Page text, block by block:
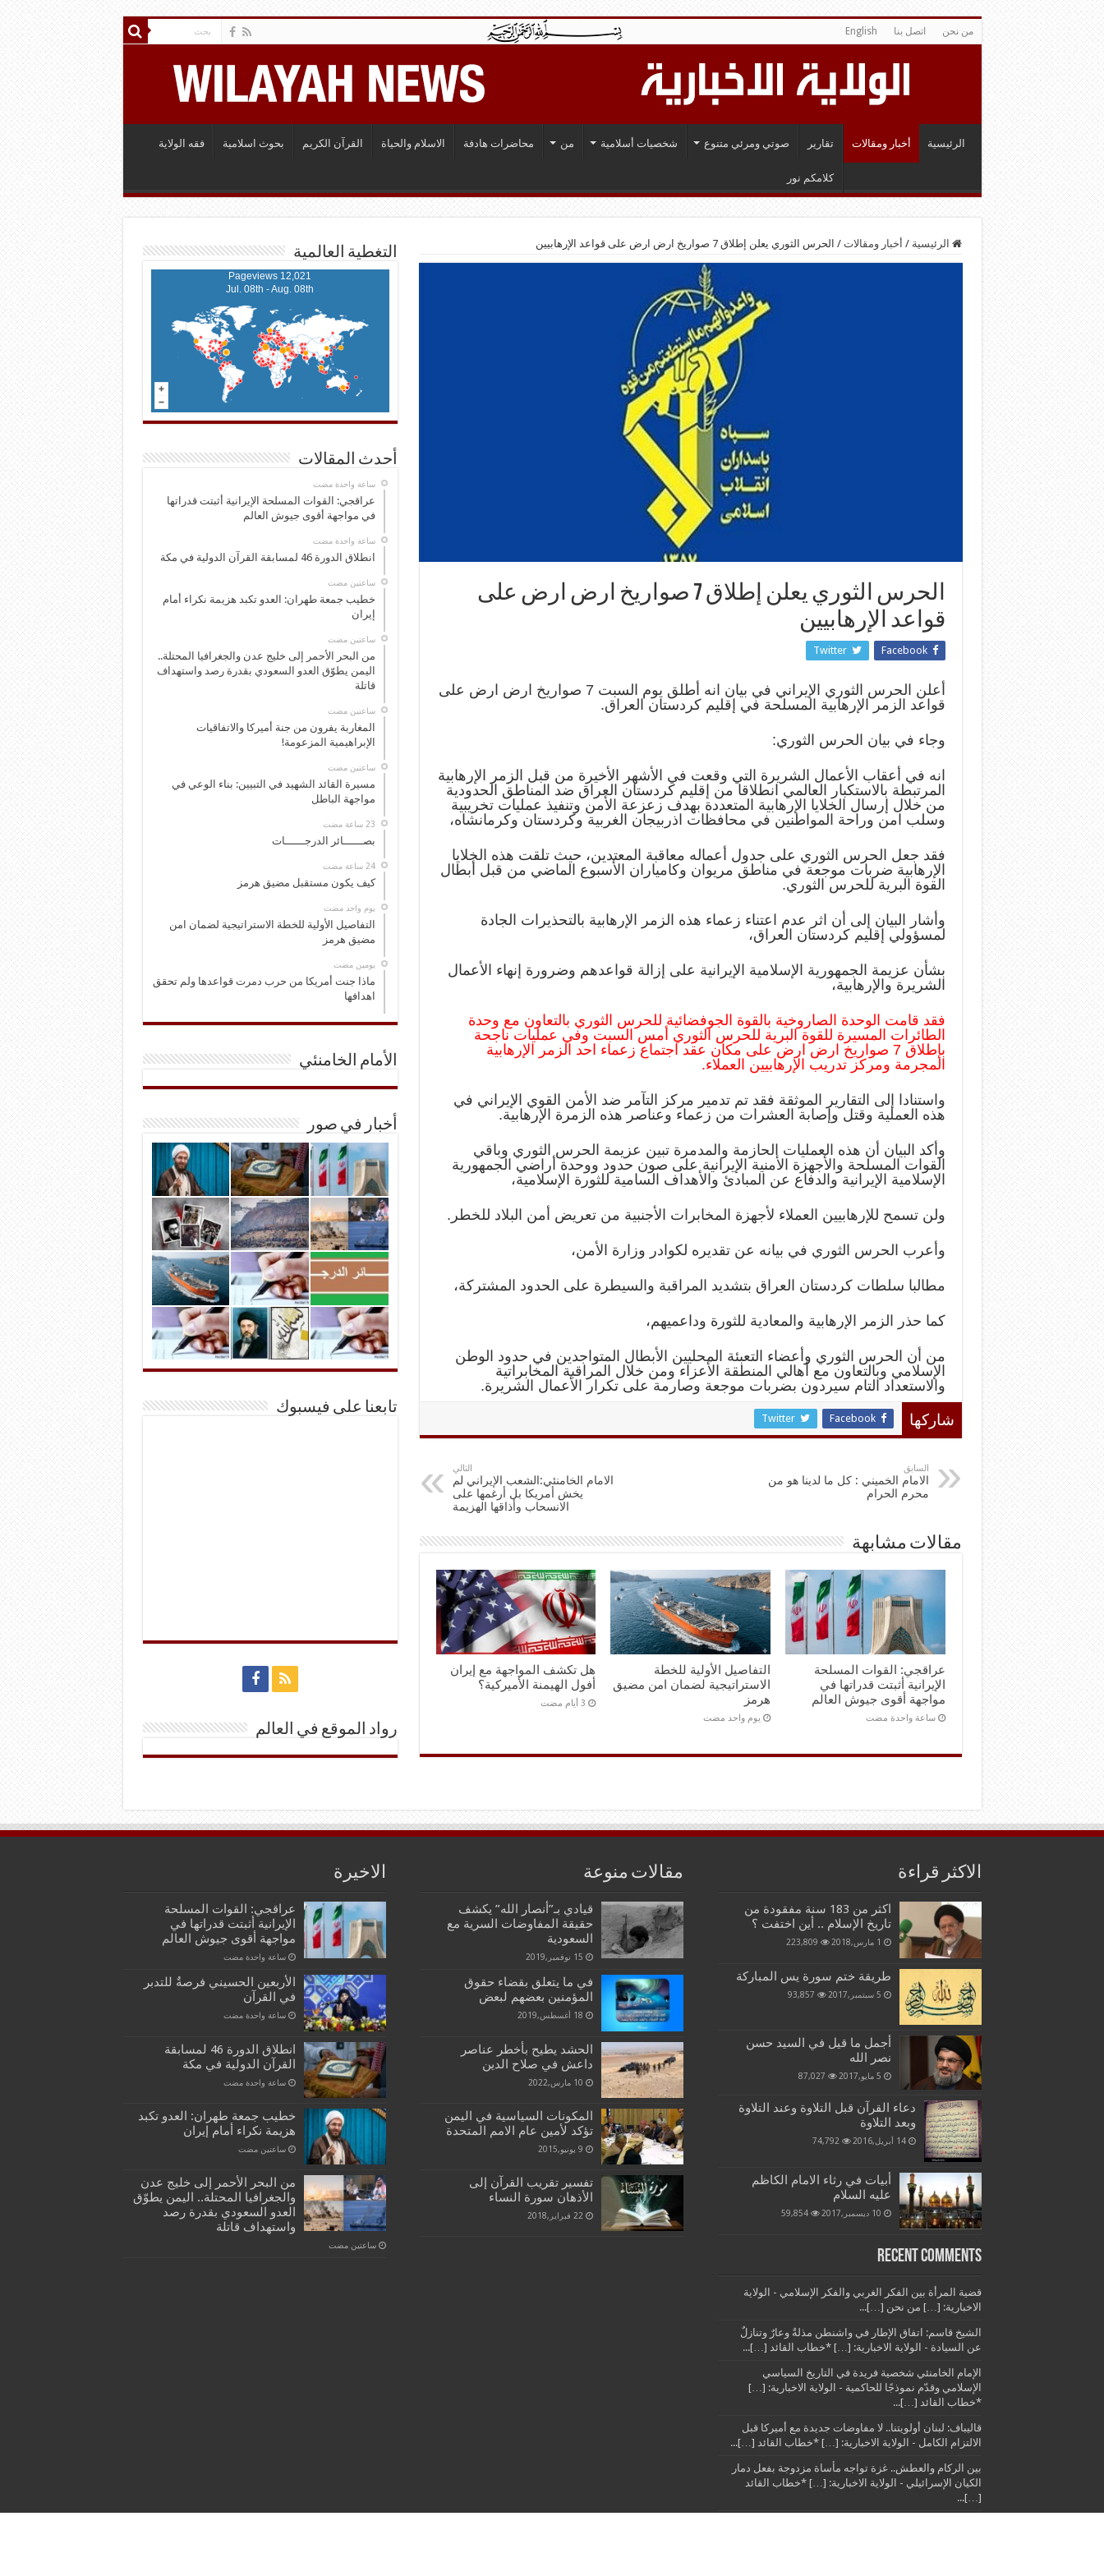
من نحن اتصل بنا English
الرئيسية أخبار ومقالات تقارير صوتي ومرئي متنوع شخصيات أسلامية من محاضرات هادفة الاسلام والحياة القرآن الكريم بحوث اسلامية فقه الولاية
كلامكم نور
الرئيسية / أخبار ومقالات / الحرس الثوري يعلن إطلاق 7 صواريخ ارض ارض على قواعد الإرهابيين
الحرس الثوري يعلن إطلاق 7 صواريخ ارض ارض على
قواعد الإرهابيين
Facebook
Twitter
أعلن الحرس الثوري الإيراني في بيان انه أطلق يوم السبت 7 صواريخ ارض ارض على
قواعد الزمر الإرهابية المسلحة في إقليم كردستان العراق.
وجاء في بيان الحرس الثوري:
انه في أعقاب الأعمال الشريرة التي وقعت في الأشهر الأخيرة من قبل الزمر الإرهابية
المرتبطة بالاستكبار العالمي انطلاقا من إقليم كردستان العراق ضد المناطق الحدودية
من خلال إرسال الخلايا الإرهابية المتعددة بهدف زعزعة الأمن وتنفيذ عمليات تخريبية
وسلب امن وراحة المواطنين في محافظات اذربيجان الغربية وكردستان وكرمانشاه،
فقد جعل الحرس الثوري على جدول أعماله معاقبة المعتدين، حيث تلقت هذه الخلايا
الإرهابية ضربات موجعة في مناطق مريوان وكامياران الأسبوع الماضي من قبل أبطال
القوة البرية للحرس الثوري.
وأشار البيان إلى أن اثر عدم اعتناء زعماء هذه الزمر الإرهابية بالتحذيرات الجادة
لمسؤولي إقليم كردستان العراق،
بشأن عزيمة الجمهورية الإسلامية الإيرانية على إزالة قواعدهم وضرورة إنهاء الأعمال
الشريرة والإرهابية،
فقد قامت الوحدة الصاروخية بالقوة الجوفضائية للحرس الثوري بالتعاون مع وحدة
الطائرات المسيرة للقوة البرية للحرس الثوري أمس السبت وفي عمليات ناجحة
بإطلاق 7 صواريخ ارض ارض على مكان عقد اجتماع زعماء احد الزمر الإرهابية
المجرمة ومركز تدريب الإرهابيين العملاء.
واستنادا إلى التقارير الموثقة فقد تم تدمير مركز التآمر ضد الأمن القوي الإيراني في
هذه العملية وقتل وإصابة العشرات من زعماء وعناصر هذه الزمرة الإرهابية.
وأكد البيان أن هذه العمليات الحازمة والمدمرة تبين عزيمة الحرس الثوري وباقي
القوات المسلحة والأجهزة الأمنية الإيرانية على صون حدود ووحدة أراضي الجمهورية
الإسلامية الإيرانية والدفاع عن المبادئ والأهداف السامية للثورة الإسلامية،
ولن تسمح للإرهابيين العملاء لأجهزة المخابرات الأجنبية من تعريض أمن البلاد للخطر.
وأعرب الحرس الثوري في بيانه عن تقديره لكوادر وزارة الأمن،
مطالبا سلطات كردستان العراق بتشديد المراقبة والسيطرة على الحدود المشتركة،
كما حذر الزمر الإرهابية والمعادية للثورة وداعميهم،
من أن الحرس الثوري وأعضاء التعبئة المحليين الأبطال المتواجدين في حدود الوطن
الإسلامي وبالتعاون مع أهالي المنطقة الأعزاء ومن خلال المراقبة المخابراتية
والاستعداد التام سيردون بضربات موجعة وصارمة على تكرار الأعمال الشريرة.
شاركها Facebook
Twitter
السابق
الامام الخميني : كل ما لدينا هو من
محرم الحرام
التالي
الامام الخامنئي:الشعب الإيراني لم
يخش أمريكا بل أرغمها على
الانسحاب وأذاقها الهزيمة
مقالات مشابهة
عراقجي: القوات المسلحة
الإيرانية أثبتت قدراتها في
مواجهة أقوى جيوش العالم
‏ساعة واحدة مضت
التفاصيل الأولية للخطة
الاستراتيجية لضمان امن مضيق
هرمز
‏يوم واحد مضت
هل تكشف المواجهة مع إيران
أفول الهيمنة الأميركية؟
التغطية العالمية
12,021 Pageviews
Jul. 08th - Aug. 08th
أحدث المقالات
‏ساعة واحدة مضت
عراقجي: القوات المسلحة الإيرانية أثبتت قدراتها
في مواجهة أقوى جيوش العالم
‏ساعة واحدة مضت
انطلاق الدورة 46 لمسابقة القرآن الدولية في مكة
‏ساعتين مضت
خطيب جمعة طهران: العدو تكبد هزيمة نكراء أمام
إيران
‏ساعتين مضت
من البحر الأحمر إلى خليج عدن والجغرافيا المحتلة..
اليمن يطوّق العدو السعودي بقدرة رصد واستهداف
قاتلة
‏ساعتين مضت
المغاربة يفرون من جنة أميركا والاتفاقيات
الإبراهيمية المزعومة!
‏ساعتين مضت
مسيرة القائد الشهيد في التبيين: بناء الوعي في
مواجهة الباطل
بصــــــائر الدرجــــــات
‏24 ساعة مضت
كيف يكون مستقبل مضيق هرمز
‏يوم واحد مضت
التفاصيل الأولية للخطة الاستراتيجية لضمان امن
مضيق هرمز
‏يومين مضت
ماذا جنت أمريكا من حرب دمرت قواعدها ولم تحقق
اهدافها
الأمام الخامنئي
أخبار في صور
تابعنا على فيسبوك
رواد الموقع في العالم
الاكثر قراءة
اكثر من 183 سنة مفقودة من
تاريخ الإسلام .. أين اختفت ؟
1 مارس,2018 223,809
طريقة ختم سورة يس المباركة
5 سبتمبر,2017 93,857
أجمل ما قيل في السيد حسن
نصر الله
5 مايو,2017 87,027
دعاء القرآن قبل التلاوة وعند التلاوة
وبعد التلاوة
14 أبريل,2016 74,792
أبيات في رثاء الامام الكاظم
عليه السلام
10 ديسمبر,2017 59,854
Recent Comments
قضية المرأة بين الفكر الغربي والفكر الإسلامي - الولاية
الاخبارية: […] من نحن […]...
الشيخ قاسم: اتفاق الإطار في واشنطن مذلةٌ وعارٌ وتنازلٌ
عن السيادة - الولاية الاخبارية: […] *خطاب القائد […]...
الإمام الخامنئي شخصية فريدة في التاريخ السياسي
الإسلامي وقدّم نموذجًا للحاكمية - الولاية الاخبارية: […]
*خطاب القائد […]...
قاليباف: لبنان أولويتنا.. لا مفاوضات جديدة مع أميركا قبل
الالتزام الكامل - الولاية الاخبارية: […] *خطاب القائد […]...
بين الركام والعطش.. غزة تواجه مأساة مزدوجة بفعل دمار
الكيان الإسرائيلي - الولاية الاخبارية: […] *خطاب القائد
[…]...
مقالات منوعة
قيادي بـ”أنصار الله” يكشف
حقيقة المفاوضات السرية مع
السعودية
15 نوفمبر,2019
في ما يتعلق بقضاء حقوق
المؤمنين بعضهم لبعض
18 أغسطس,2019
الحشد يطيح بأخطر عناصر
داعش في صلاح الدين
10 مارس,2022
المكونات السياسية في اليمن
تؤكد لأمين عام الامم المتحدة
9 يونيو,2015
تفسير تقريب القرآن إلى
الأذهان سورة النساء
22 فبراير,2018
الاخيرة
عراقجي: القوات المسلحة
الإيرانية أثبتت قدراتها في
مواجهة أقوى جيوش العالم
‏ساعة واحدة مضت
الأربعين الحسيني فرصةٌ للتدبر
في القرآن
‏ساعة واحدة مضت
انطلاق الدورة 46 لمسابقة
القرآن الدولية في مكة
‏ساعة واحدة مضت
خطيب جمعة طهران: العدو تكبد
هزيمة نكراء أمام إيران
‏ساعتين مضت
من البحر الأحمر إلى خليج عدن
والجغرافيا المحتلة.. اليمن يطوّق
العدو السعودي بقدرة رصد
واستهداف قاتلة
‏ساعتين مضت